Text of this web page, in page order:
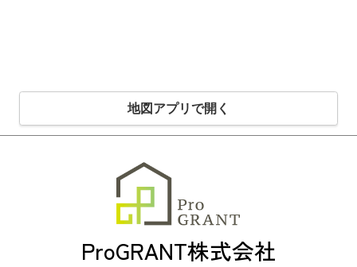
地図アプリで開く
ProGRANT株式会社